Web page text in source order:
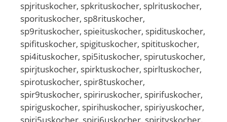
spjrituskocher, spkrituskocher, splrituskocher,
sporituskocher, sp8rituskocher,
sp9rituskocher, spieituskocher, spidituskocher,
spifituskocher, spigituskocher, spitituskocher,
spi4ituskocher, spi5ituskocher, spirutuskocher,
spirjtuskocher, spirktuskocher, spirltuskocher,
spirotuskocher, spir8tuskocher,
spir9tuskocher, spiriruskocher, spirifuskocher,
spiriguskocher, spirihuskocher, spiriyuskocher,